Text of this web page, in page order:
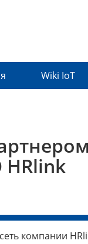
Wiki IoT
компании